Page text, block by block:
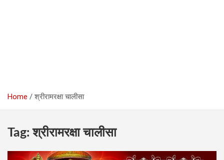
Home श्रीरामरक्षा चालीसा
Tag:श्रीरामरक्षा चालीसा